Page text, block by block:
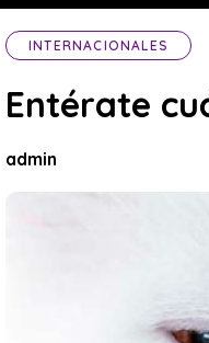
INTERNACIONALES
Entérate
admin